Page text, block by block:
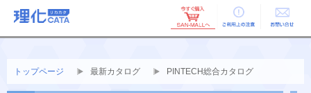
ご利用上の お問い合せ
トップページ 最新カタログ PINTECH総合カタログ